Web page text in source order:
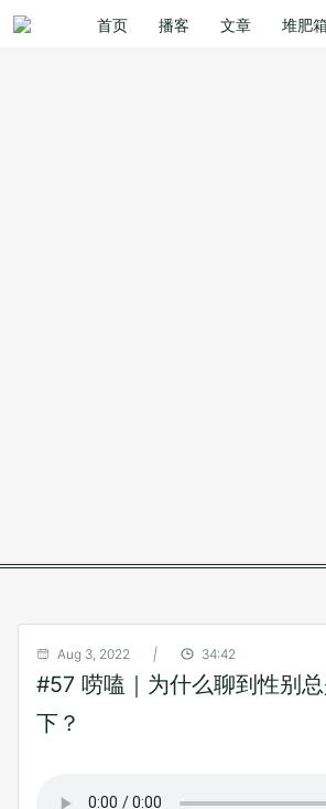
首页 播客 文章 堆肥
Aug 3, 2022 | 34:42
#57 唠嗑｜为什么聊到性别
下？